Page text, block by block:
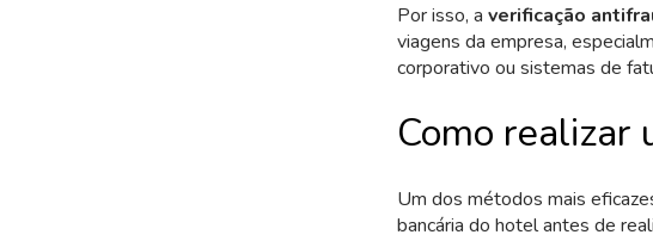
Por isso, a verificação
viagens da empresa,
corporativo ou sistemas de
Como realizar
Um dos métodos mais
bancária do hotel antes de